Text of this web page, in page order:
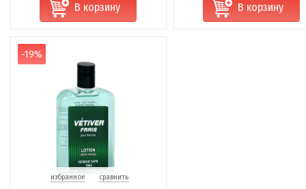
В корзину В корзину
-19%
избранное сравнить